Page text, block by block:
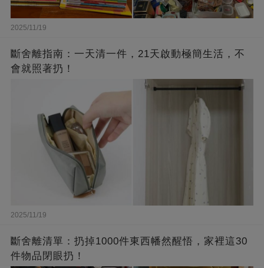
2025/11/19
斷舍離指南：一天清一件，21天啟動極簡生活，不
會就照著扔！
2025/11/19
斷舍離清單：扔掉1000件東西幡然醒悟，家裡這30
件物品閉眼扔！